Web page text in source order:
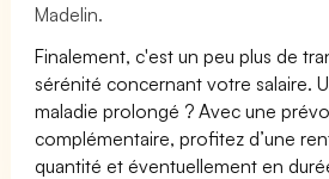
Madelin.
Finalement, c'est un peu plus de
sérénité concernant votre salaire.
maladie prolongé ? Avec une
complémentaire, profitez d’une
quantité et éventuellement en